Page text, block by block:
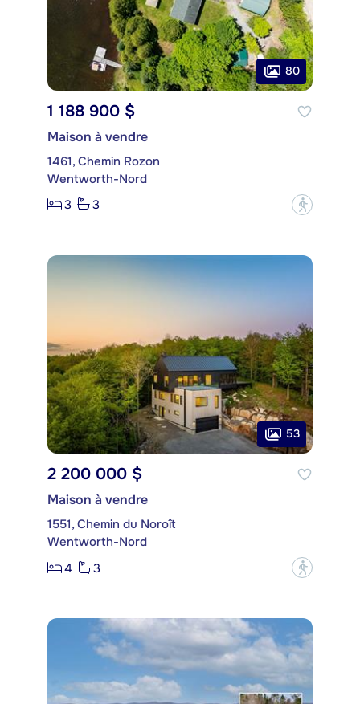
80
1 188 900 $
Maison à vendre
1461, Chemin Rozon
Wentworth-Nord
3
3 ?
53
2 200 000 $
Maison à vendre
1551, Chemin du Noroît
Wentworth-Nord
4
3 ?